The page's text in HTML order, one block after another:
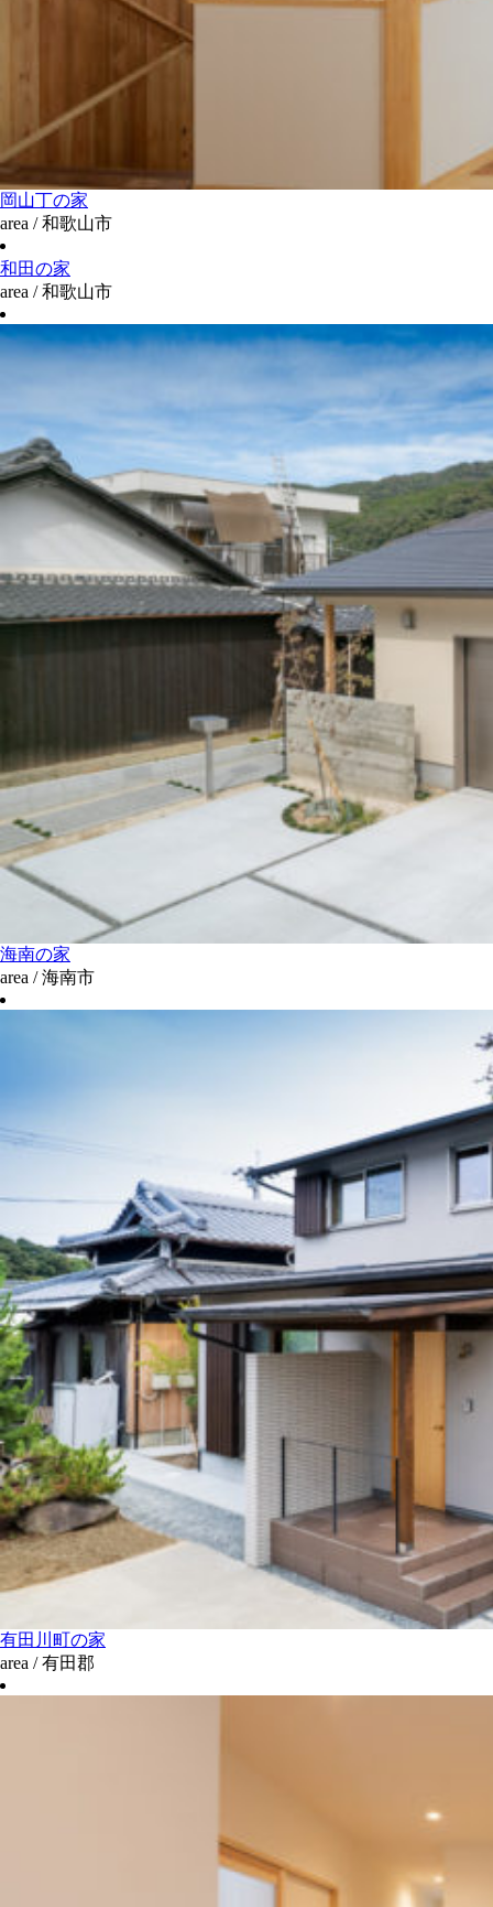
岡山丁の家
area / 和歌山市
和田の家
area / 和歌山市
海南の家
area / 海南市
有田川町の家
area / 有田郡